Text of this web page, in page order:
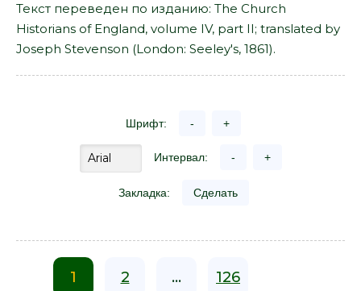
Текст переведен по изданию: The Church
Historians of England, volume IV, part II; translated by
Joseph Stevenson (London: Seeley's, 1861).
Шрифт: - +
Интервал: - +
Закладка: Сделать
1 2 ... 126